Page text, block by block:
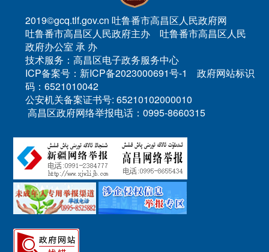
2019©gcq.tlf.gov.cn 吐鲁番市高昌区人民政府网
吐鲁番市高昌区人民政府主办 吐鲁番市高昌区人民
政府办公室 承 办
技术服务：高昌区电子政务服务中心
ICP备案号：新ICP备2023000691号-1 政府网站标识
码：6521010042
公安机关备案证书号: 65210102000010
高昌区政府网络举报电话：0995-8660315